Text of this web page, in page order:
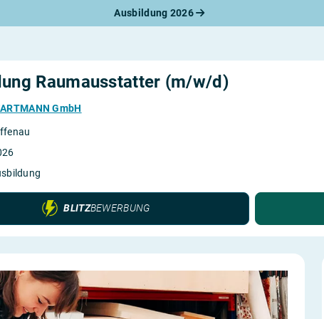
Ausbildung 2026
Bewerbung
Check
Raumausstatter (m/w/d)
GmbH
BLITZBEWERBUNG